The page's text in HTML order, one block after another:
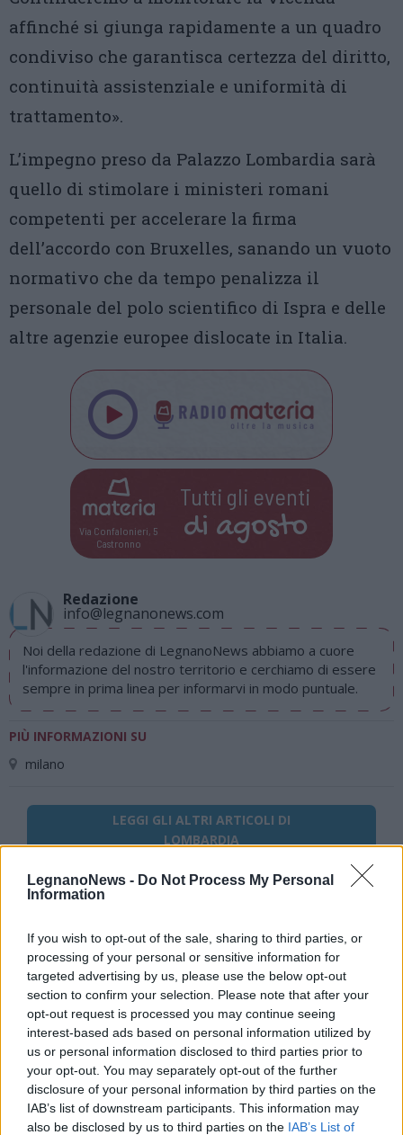
LegnanoNews - Do Not Process My Personal
Information
If you wish to opt-out of the sale, sharing to third parties, or
processing of your personal or sensitive information for
targeted advertising by us, please use the below opt-out
section to confirm your selection. Please note that after your
opt-out request is processed you may continue seeing
interest-based ads based on personal information utilized by
us or personal information disclosed to third parties prior to
your opt-out. You may separately opt-out of the further
disclosure of your personal information by third parties on the
IAB’s list of downstream participants. This information may
also be disclosed by us to third parties on the IAB’s List of
affinché si giunga rapidamente a un quadro
condiviso che garantisca certezza del diritto,
continuità assistenziale e uniformità di
trattamento».
L’impegno preso da Palazzo Lombardia sarà
quello di stimolare i ministeri romani
competenti per accelerare la firma
dell’accordo con Bruxelles, sanando un vuoto
normativo che da tempo penalizza il
personale del polo scientifico di Ispra e delle
altre agenzie europee dislocate in Italia.
Via Confalonieri, 5
Castronno
Tutti gli eventi
di agosto
Redazione
info@legnanonews.com
Noi della redazione di LegnanoNews abbiamo a cuore
l'informazione del nostro territorio e cerchiamo di essere
sempre in prima linea per informarvi in modo puntuale.
PIÙ INFORMAZIONI SU
milano
LEGGI GLI ALTRI ARTICOLI DI
LOMBARDIA
Selezioniamo per te
Il meglio di
Iscriviti alla
newsletter